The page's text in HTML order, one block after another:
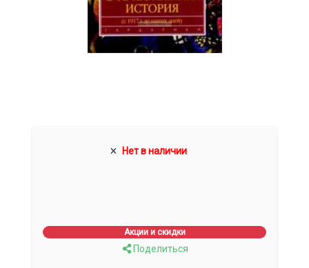
Нет в наличии
Акции и скидки
Поделиться